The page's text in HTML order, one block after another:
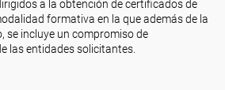
a la obtención de certificados de
formativa en la que además de la
se incluye un compromiso de
las entidades solicitantes.